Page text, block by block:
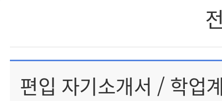
편입 자기소개서 / 학업